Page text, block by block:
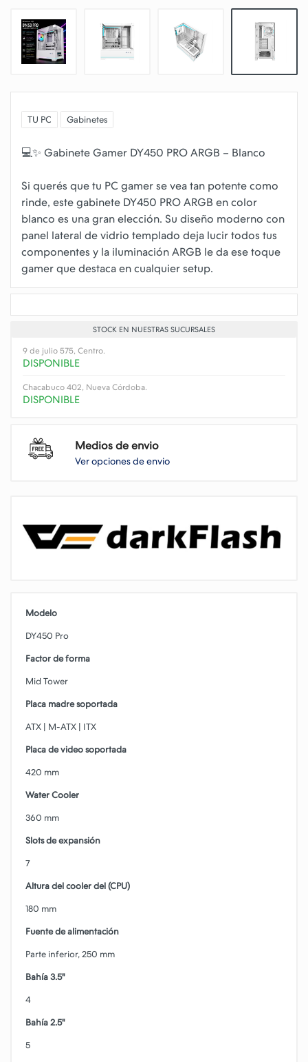
TU PC Gabinetes
💻✨ Gabinete Gamer DY450 PRO ARGB – Blanco
Si querés que tu PC gamer se vea tan potente como
rinde, este gabinete DY450 PRO ARGB en color
blanco es una gran elección. Su diseño moderno con
panel lateral de vidrio templado deja lucir todos tus
componentes y la iluminación ARGB le da ese toque
STOCK EN NUESTRAS SUCURSALES
9 de julio 575, Centro.
DISPONIBLE
Chacabuco 402, Nueva Córdoba.
DISPONIBLE
Medios de envio
Ver opciones de envio
Modelo
DY450 Pro
Factor de forma
Mid Tower
Placa madre soportada
ATX | M-ATX | ITX
Placa de video soportada
420 mm
Water Cooler
360 mm
Slots de expansión
7
Altura del cooler del (CPU)
180 mm
Fuente de alimentación
Parte inferior, 250 mm
Bahía 3.5"
4
Bahía 2.5"
5